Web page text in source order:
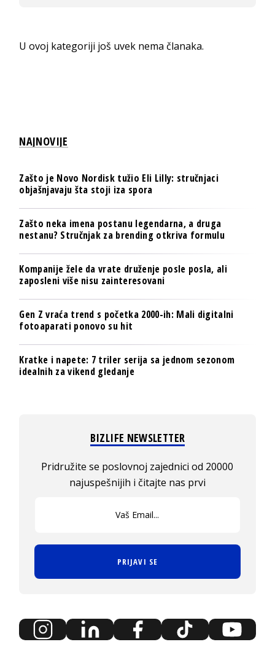
U ovoj kategoriji još uvek nema članaka.
NAJNOVIJE
Zašto je Novo Nordisk tužio Eli Lilly: stručnjaci
objašnjavaju šta stoji iza spora
Zašto neka imena postanu legendarna, a druga
nestanu? Stručnjak za brending otkriva formulu
Kompanije žele da vrate druženje posle posla, ali
zaposleni više nisu zainteresovani
Gen Z vraća trend s početka 2000-ih: Mali digitalni
fotoaparati ponovo su hit
Kratke i napete: 7 triler serija sa jednom sezonom
idealnih za vikend gledanje
BIZLIFE NEWSLETTER
Pridružite se poslovnoj zajednici od 20000
najuspešnijih i čitajte nas prvi
PRIJAVI SE